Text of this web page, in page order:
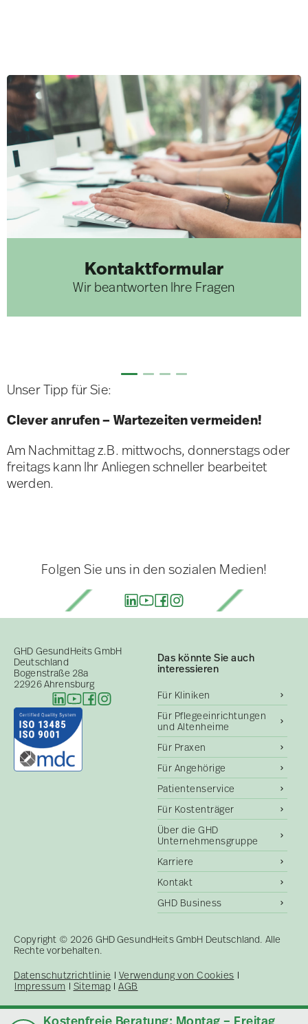
Kontaktformular
Wir beantworten Ihre Fragen
Unser Tipp für Sie:
Clever anrufen – Wartezeiten vermeiden!
Am Nachmittag z.B. mittwochs, donnerstags oder
freitags kann Ihr Anliegen schneller bearbeitet
werden.
Folgen Sie uns in den sozialen Medien!
GHD GesundHeits GmbH
Deutschland
Bogenstraße 28a
22926 Ahrensburg
Das könnte Sie auch
interessieren
Für Kliniken
Für Pflegeeinrichtungen
und Altenheime
Für Praxen
Für Angehörige
Patientenservice
Für Kostenträger
Über die GHD
Unternehmensgruppe
Karriere
Kontakt
GHD Business
Copyright © 2026 GHD GesundHeits GmbH Deutschland. Alle
Rechte vorbehalten.
Datenschutzrichtlinie
Verwendung von Cookies
Impressum Sitemap AGB